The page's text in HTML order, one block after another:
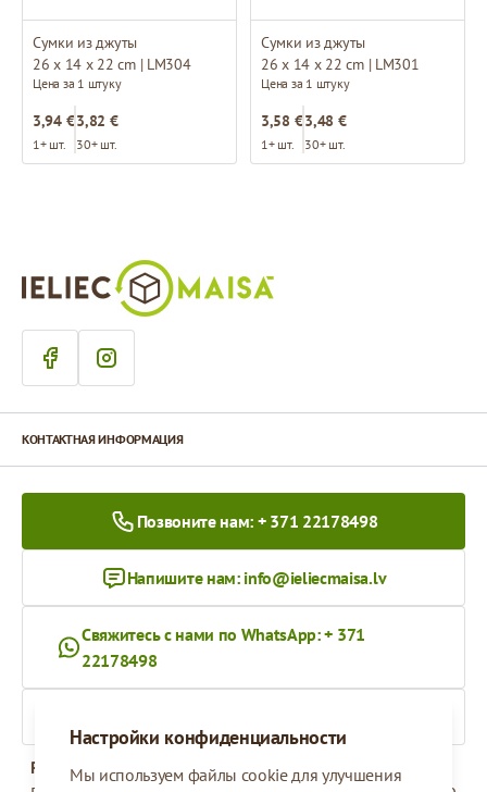
Сумки из джуты
26 x 14 x 22 cm | LM304
Цена за 1 штуку
3,94 €
1+ шт.
3,82 €
30+ шт.
Сумки из джуты
26 x 14 x 22 cm | LM301
Цена за 1 штуку
3,58 €
1+ шт.
3,48 €
30+ шт.
Настройки конфиденциальности
Мы используем файлы cookie для улучшения
КОНТАКТНАЯ ИНФОРМАЦИЯ
Позвоните нам: + 371 22178498
Напишите нам: info@ieliecmaisa.lv
Свяжитесь с нами по WhatsApp: + 371
22178498
Рабочее время